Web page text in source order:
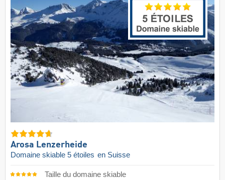
Arosa Lenzerheide
Domaine skiable 5 étoiles en Suisse
Taille du domaine skiable